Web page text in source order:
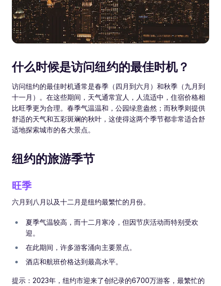
什么时候是访问纽约的最佳时机？
访问纽约的最佳时机通常是春季（四月到六月）和秋季（九月到
十一月）。在这些期间，天气通常宜人，人流适中，住宿价格相
比旺季更为合理。春季气温温和，公园绿意盎然；而秋季则提供
舒适的天气和五彩斑斓的秋叶，这使得这两个季节都非常适合舒
适地探索城市的各大景点。
纽约的旅游季节
旺季
六月到八月以及十二月是纽约最繁忙的月份。
夏季气温较高，而十二月寒冷，但因节庆活动而特别受欢
迎。
在此期间，许多游客涌向主要景点。
酒店和航班价格达到最高水平。
提示：2023年，纽约市迎来了创纪录的6700万游客，最繁忙的